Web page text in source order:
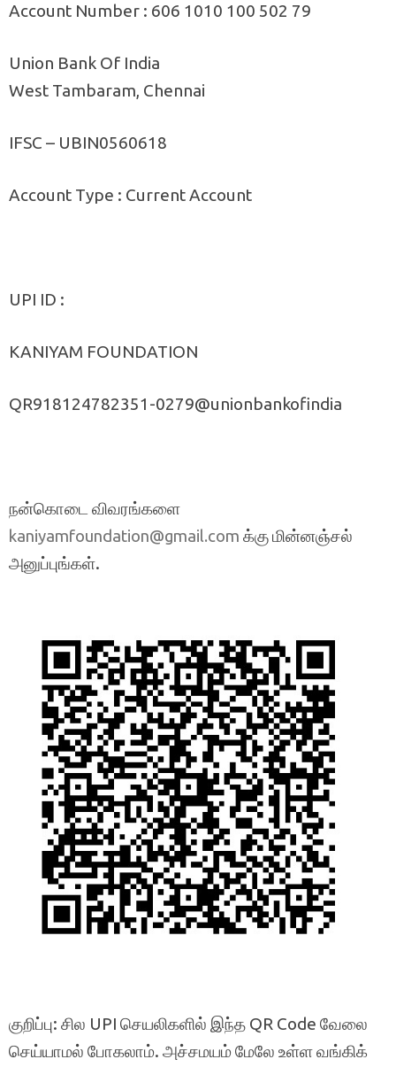
Account Number : 606 1010 100 502 79
Union Bank Of India
West Tambaram, Chennai
IFSC – UBIN0560618
Account Type : Current Account
UPI ID :
KANIYAM FOUNDATION
QR918124782351-0279@unionbankofindia
நன்கொடை விவரங்களை
kaniyamfoundation@gmail.com க்கு மின்னஞ்சல்
அனுப்புங்கள்.
குறிப்பு: சில UPI செயலிகளில் இந்த QR Code வேலை
செய்யாமல் போகலாம். அச்சமயம் மேலே உள்ள வங்கிக்